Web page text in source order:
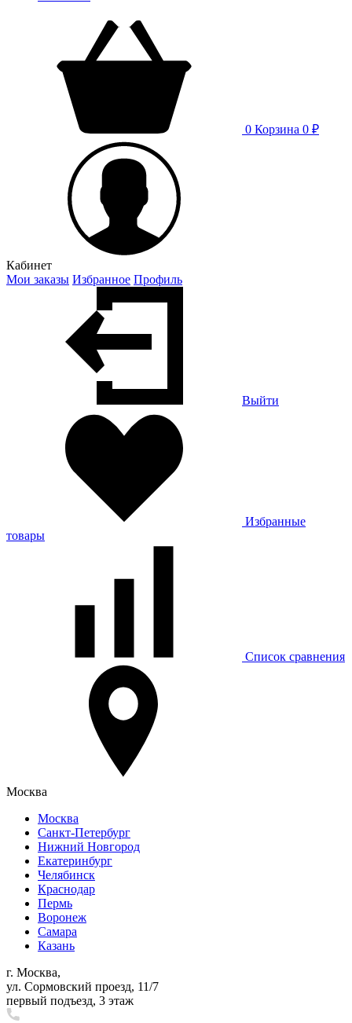
0 Корзина 0 ₽
Кабинет
Мои заказы Избранное Профиль
Выйти
Избранные
товары
Список сравнения
Москва
Москва
Санкт-Петербург
Нижний Новгород
Екатеринбург
Челябинск
Краснодар
Пермь
Воронеж
Самара
Казань
г. Москва,
ул. Сормовский проезд, 11/7
первый подъезд, 3 этаж